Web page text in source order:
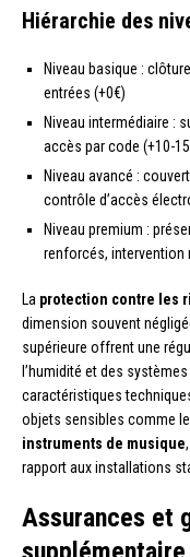
Hiérarchie des
Niveau basique :
entrées (+0€)
Niveau intermédiaire :
accès par code (+10-
Niveau avancé :
contrôle d’accès
Niveau premium :
renforcés, intervention
La protection contre les
dimension souvent
supérieure offrent une
l’humidité et des
caractéristiques
objets sensibles comme
instruments de musique
rapport aux installations
Assurances et